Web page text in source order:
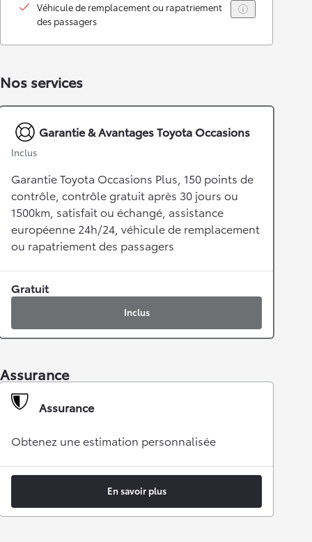
Véhicule de remplacement ou rapatriement
des passagers
Nos services
Garantie & Avantages Toyota Occasions
Inclus
Garantie Toyota Occasions Plus, 150 points de
contrôle, contrôle gratuit après 30 jours ou
1500km, satisfait ou échangé, assistance
européenne 24h/24, véhicule de remplacement
ou rapatriement des passagers
Gratuit
Inclus
Assurance
Assurance
Obtenez une estimation personnalisée
En savoir plus